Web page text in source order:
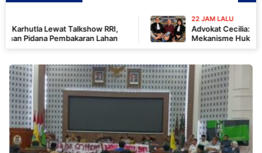
Talkshow RRI,
Pembakaran Lahan
22 JAM LALU
Advokat Cecilia: Penyitaan
Mekanisme Hukum, Saya